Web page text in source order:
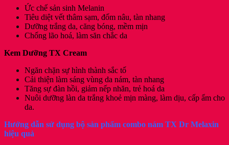
Ức chế sản sinh Melanin
Tiêu diệt vết thâm sạm, đốm nâu, tàn nhang
Dưỡng trắng da, căng bóng, mềm mịn
Chống lão hoá, làm săn chắc da
Kem Dưỡng TX Cream
Ngăn chặn sự hình thành sắc tố
Cải thiện làm sáng vùng da nám, tàn nhang
Tăng sự đàn hồi, giảm nếp nhăn, trẻ hoá da
Nuôi dưỡng làn da trắng khoẻ mịn màng, làm dịu, cấp ẩm cho
da.
Hướng dẫn sử dụng bộ sản phẩm combo nám TX Dr Melaxin
hiệu quả